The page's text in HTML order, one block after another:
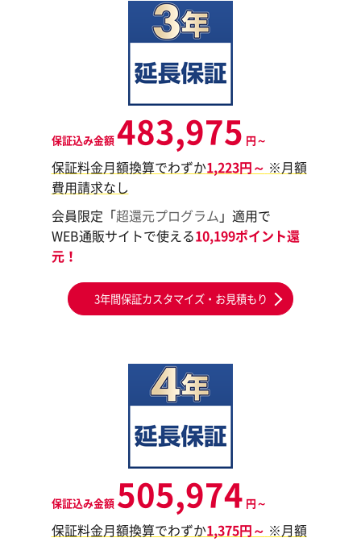
保証込み金額483,975 円～
保証料金月額換算でわずか1,223円～ ※月額
費用請求なし
会員限定「超還元プログラム 」適用で
WEB通販サイトで使える10,199ポイント還
元！
3年間保証カスタマイズ・お見積もり
保証込み金額 505,974 円～
保証料金月額換算でわずか1,375円～ ※月額